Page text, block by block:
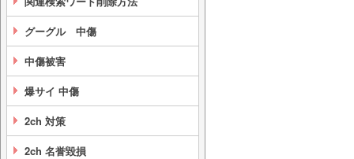
グーグル 中傷
中傷被害
爆サイ 中傷
2ch 対策
2ch 名誉毀損